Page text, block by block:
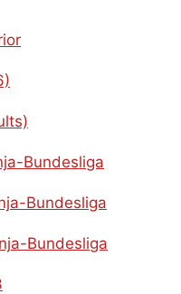
Bundesliga
Bundesliga
Bundesliga